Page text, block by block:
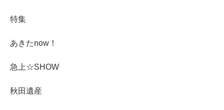
特集
あきたnow！
急上☆SHOW
秋田遺産